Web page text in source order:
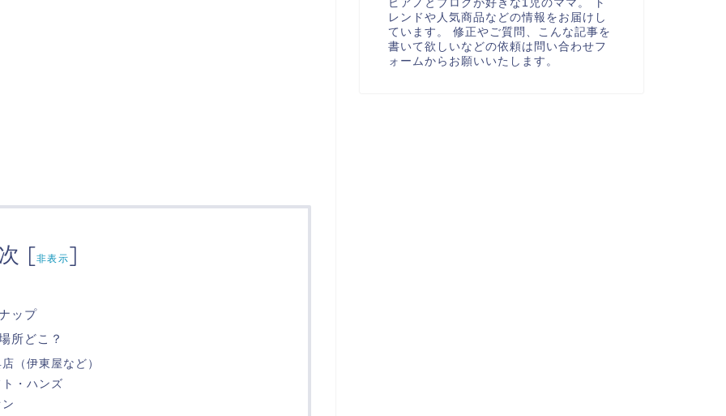
[非表示]
ップ
所どこ？
（伊東屋など）
・ハンズ
ピアノとブログが好きな1児のママ。 ト
レンドや人気商品などの情報をお届けし
ています。 修正やご質問、こんな記事を
書いて欲しいなどの依頼は問い合わせフ
ォームからお願いいたします。